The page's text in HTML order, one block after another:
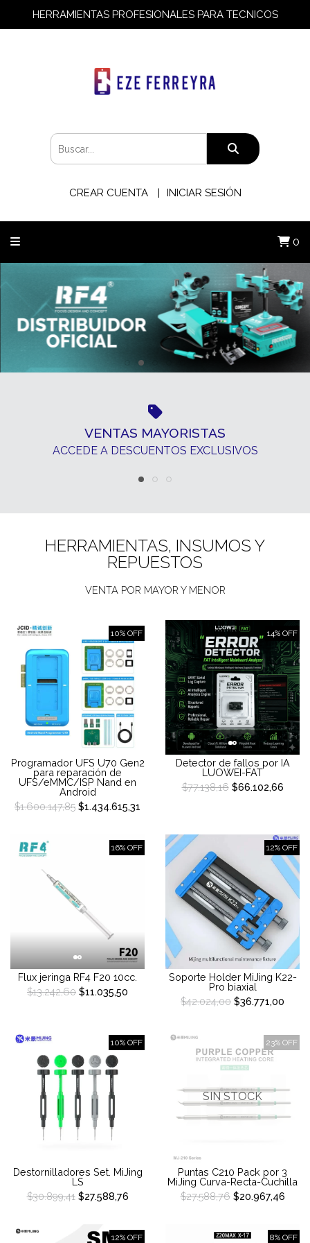
HERRAMIENTAS PROFESIONALES PARA TECNICOS
CREAR CUENTA INICIAR SESIÓN
0
VENTAS MAYORISTAS
ACCEDE A DESCUENTOS EXCLUSIVOS
HERRAMIENTAS, INSUMOS Y
REPUESTOS
VENTA POR MAYOR Y MENOR
10% OFF
Programador UFS U70 Gen2
para reparación de
UFS/eMMC/ISP Nand en
Android
$1.600.147,85 $1.434.615,31
14% OFF
Detector de fallos por IA
LUOWEI-FAT
$77.138,16$66.102,66
16% OFF
Flux jeringa RF4 F20 10cc.
$13.242,60 $11.035,50
12% OFF
Soporte Holder MiJing K22-
Pro biaxial
$42.024,00 $36.771,00
10% OFF
Destornilladores Set. MiJing
LS
$30.899,41$27.588,76
23% OFF
SIN STOCK
Puntas C210 Pack por 3
MiJing Curva-Recta-Cuchilla
$27.588,76$20.967,46
12% OFF 8% OFF